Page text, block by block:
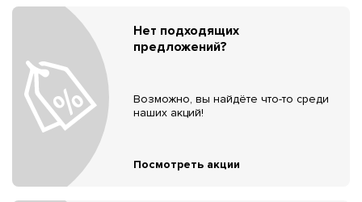
Нет подходящих
предложений?
Возможно, вы найдёте что-то среди
наших акций!
Посмотреть акции